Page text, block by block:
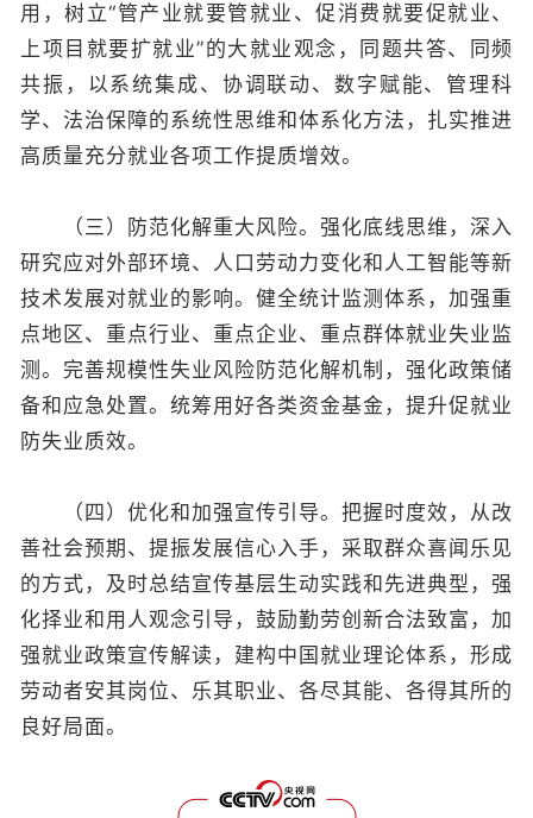
用，树立“管产业就要管就业、促消费就要促就业、
上项目就要扩就业”的大就业观念，同题共答、同频
共振，以系统集成、协调联动、数字赋能、管理科
学、法治保障的系统性思维和体系化方法，扎实推进
高质量充分就业各项工作提质增效。
（三）防范化解重大风险。强化底线思维，深入
研究应对外部环境、人口劳动力变化和人工智能等新
技术发展对就业的影响。健全统计监测体系，加强重
点地区、重点行业、重点企业、重点群体就业失业监
测。完善规模性失业风险防范化解机制，强化政策储
备和应急处置。统筹用好各类资金基金，提升促就业
防失业质效。
（四）优化和加强宣传引导。把握时度效，从改
善社会预期、提振发展信心入手，采取群众喜闻乐见
的方式，及时总结宣传基层生动实践和先进典型，强
化择业和用人观念引导，鼓励勤劳创新合法致富，加
强就业政策宣传解读，建构中国就业理论体系，形成
劳动者安其岗位、乐其职业、各尽其能、各得其所的
良好局面。